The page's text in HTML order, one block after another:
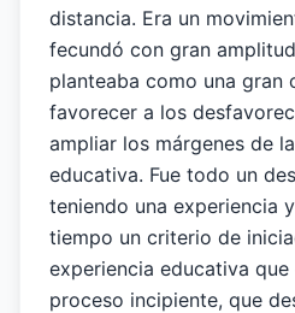
distancia. Era un
fecundó con gran
planteaba como una gran
favorecer a los
ampliar los márgenes de
educativa. Fue todo un
teniendo una experiencia
tiempo un criterio de
experiencia educativa que
proceso incipiente, que